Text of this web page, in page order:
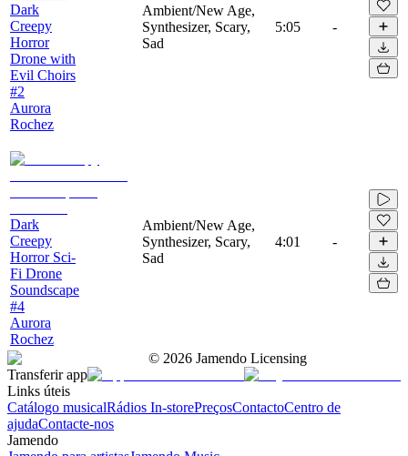
Dark
Creepy
Horror
Drone with
Evil Choirs
#2
Aurora
Rochez
Ambient/New Age,
Synthesizer, Scary,
Sad
5:05 -
Dark
Creepy
Horror Sci-
Fi Drone
Soundscape
#4
Aurora
Rochez
Ambient/New Age,
Synthesizer, Scary,
Sad
4:01 -
© 2026 Jamendo Licensing
Transferir app
Links úteis
Catálogo musicalRádios In-storePreçosContactoCentro de
ajudaContacte-nos
Jamendo